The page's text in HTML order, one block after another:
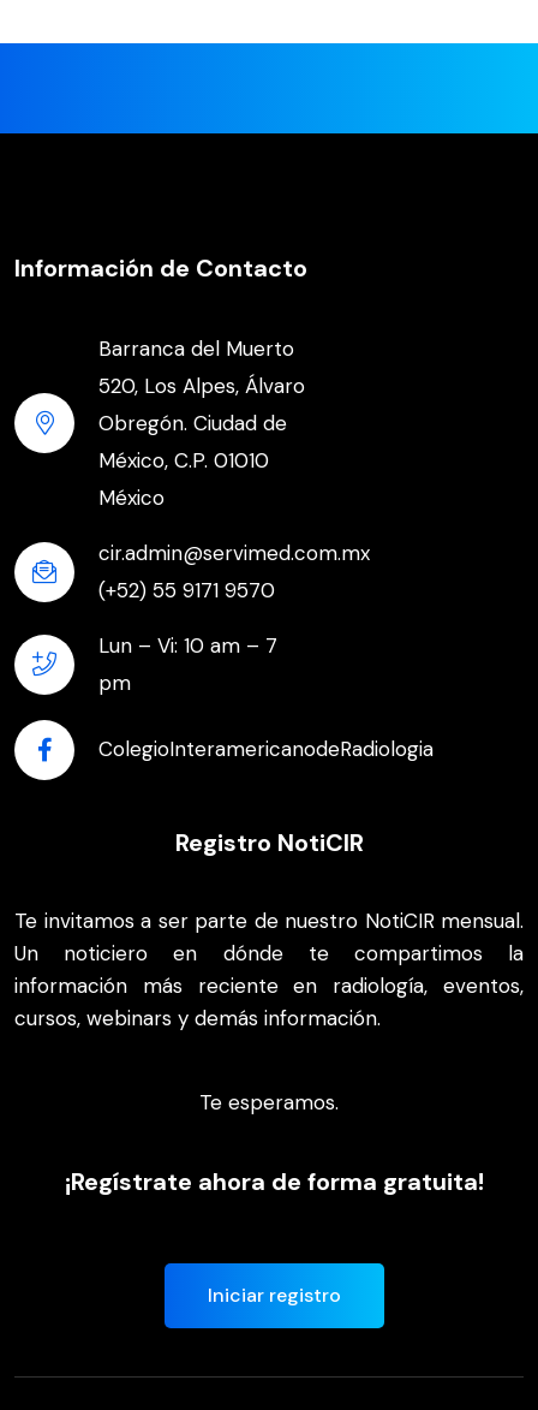
Información de Contacto
Barranca del Muerto
520, Los Alpes, Álvaro
Obregón. Ciudad de
México, C.P. 01010
México
cir.admin@servimed.com.mx
(+52) 55 9171 9570
Lun – Vi: 10 am – 7
pm
ColegioInteramericanodeRadiologia
Registro NotiCIR
Te invitamos a ser parte de nuestro NotiCIR mensual.
Un noticiero en dónde te compartimos la
información más reciente en radiología, eventos,
cursos, webinars y demás información.
Te esperamos.
¡Regístrate ahora de forma gratuita!
Iniciar registro